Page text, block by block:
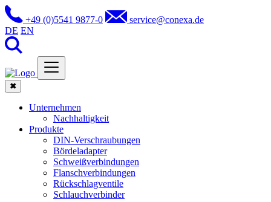
+49 (0)5541 9877-0
service@conexa.de
DE EN
✖
Unternehmen
Nachhaltigkeit
Produkte
DIN-Verschraubungen
Bördeladapter
Schweißverbindungen
Flanschverbindungen
Rückschlagventile
Schlauchverbinder